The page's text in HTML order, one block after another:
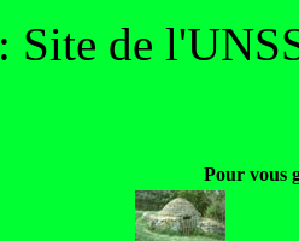
: Site de
Pour vous